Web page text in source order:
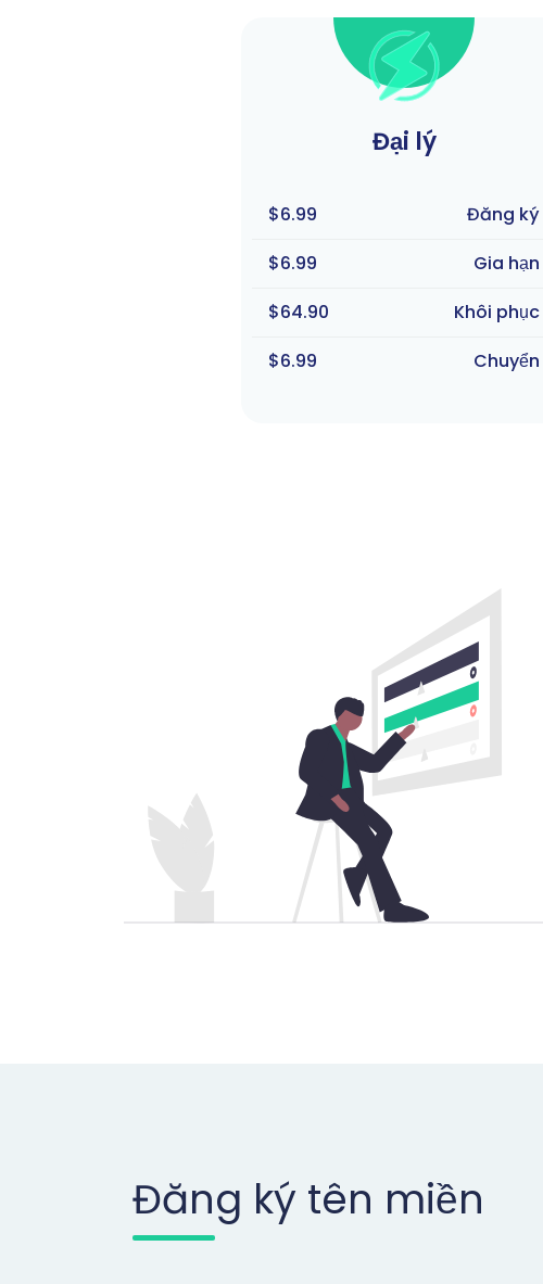
Đại lý
$6.99
Đăng ký
$6.99
Gia hạn
$64.90
Khôi phục
$6.99
Chuyển
Đăng ký tên miền